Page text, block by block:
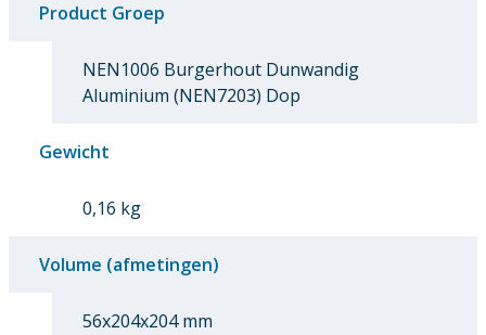
Product Groep
NEN1006 Burgerhout Dunwandig
Aluminium (NEN7203) Dop
Gewicht
0,16 kg
Volume (afmetingen)
56x204x204 mm